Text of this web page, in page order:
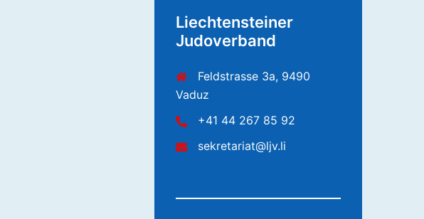
Liechtensteiner
Judoverband
Feldstrasse 3a, 9490
Vaduz
+41 44 267 85 92
sekretariat@ljv.li